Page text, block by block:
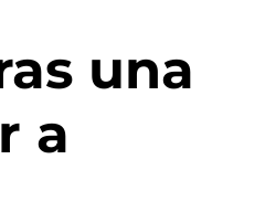
una
a